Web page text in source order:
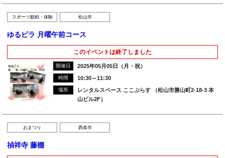
スポーツ観戦・体験 松山市
ゆるピラ 月曜午前コース
このイベントは終了しました
開催日 2025年05月05日（月・祝）
時間 10:30～11:30
場所
レンタルスペース ここぷらす （松山市勝山町2-18-3 本
山ビル2F）
おまつり 西条市
禎祥寺 藤棚